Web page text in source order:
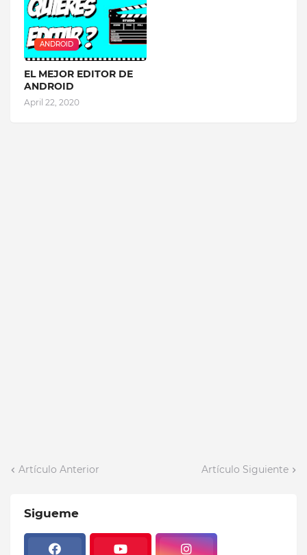
ANDROID
EL MEJOR EDITOR DE
ANDROID
April 22, 2020
Artículo Anterior Artículo Siguiente
Sigueme